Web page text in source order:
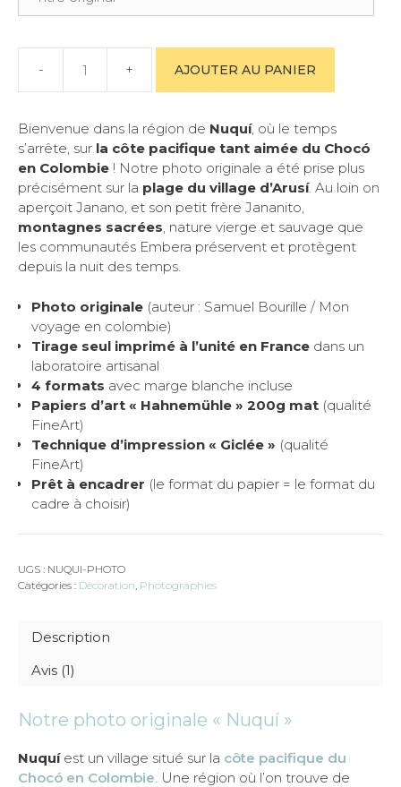
quantité
de
-
Photo
originale
de
Colombie
à
encadrer
AJOUTER AU PANIER
Bienvenue dans la région de Nuquí, où le temps
s’arrête, sur la côte pacifique tant aimée du Chocó
en Colombie ! Notre photo originale a été prise plus
précisément sur la plage du village d’Arusí. Au loin on
aperçoit Janano, et son petit frère Jananito,
montagnes sacrées, nature vierge et sauvage que
les communautés Embera préservent et protègent
depuis la nuit des temps.
Photo originale (auteur : Samuel Bourille / Mon
voyage en colombie)
Tirage seul imprimé à l’unité en France dans un
laboratoire artisanal
4 formats avec marge blanche incluse
Papiers d’art « Hahnemühle » 200g mat (qualité
FineArt)
Technique d’impression « Giclée » (qualité
FineArt)
Prêt à encadrer (le format du papier = le format du
cadre à choisir)
UGS : NUQUI-PHOTO
Catégories : Décoration, Photographies
Description
Avis (1)
Notre photo originale « Nuquí »
Nuquíest un village situé sur la côte pacifique du
Chocó en Colombie . Une région où l’on trouve de